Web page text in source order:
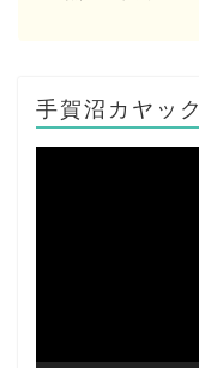
手賀沼カヤック